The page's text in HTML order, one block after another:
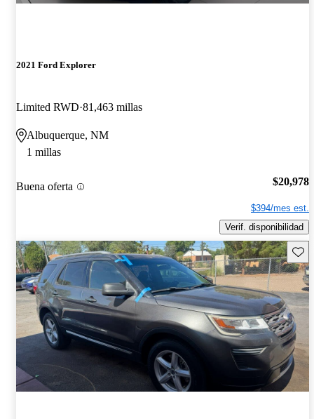
2021 Ford Explorer
Limited RWD 81,463 millas
Albuquerque, NM
1 millas
Buena oferta $20,978
$394/mes est.
Verif. disponibilidad